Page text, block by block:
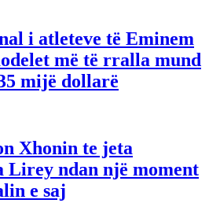
i atleteve të Eminem
më të rralla mund
mijë dollarë
Xhonin te jeta
ndan një moment
e saj